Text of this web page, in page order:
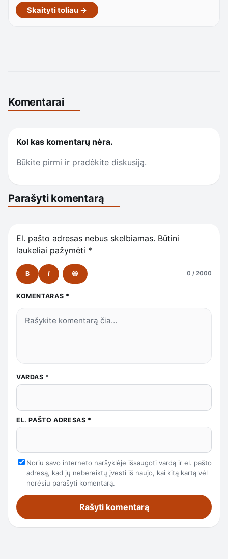
Skaityti toliau →
Komentarai
Kol kas komentarų nėra.
Būkite pirmi ir pradėkite diskusiją.
Parašyti komentarą
El. pašto adresas nebus skelbiamas. Būtini
laukeliai pažymėti *
B I 😀 0 / 2000
KOMENTARAS *
VARDAS *
EL. PAŠTO ADRESAS *
Noriu savo interneto naršyklėje išsaugoti vardą ir el. pašto
adresą, kad jų nebereiktų įvesti iš naujo, kai kitą kartą vėl
norėsiu parašyti komentarą.